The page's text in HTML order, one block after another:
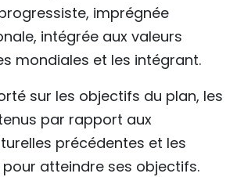
À PROPOS DU "PEUPLE"
TIẾNG VIỆT
中文
РУССКИЙ
imprégnée
intégrée aux valeurs
mondiales et les intégrant.
sur les objectifs du plan, les
par rapport aux
précédentes et les
atteindre ses objectifs.